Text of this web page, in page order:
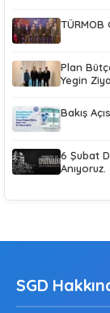
Plan
Yegin
Bakış
6 Şubat
Anıyoruz.
SGD